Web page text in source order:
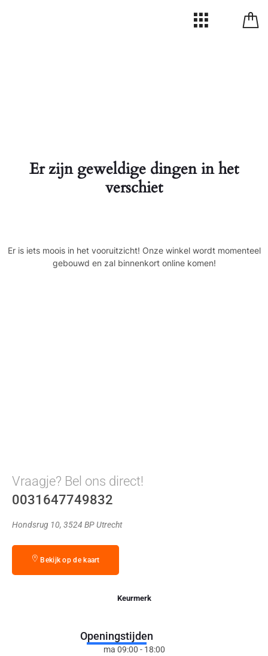
Er zijn geweldige dingen in het
verschiet
Er is iets moois in het vooruitzicht! Onze winkel wordt momenteel
gebouwd en zal binnenkort online komen!
Vraagje? Bel ons direct!
0031647749832
Hondsrug 10, 3524 BP Utrecht
Bekijk op de kaart
Keurmerk
Openingstijden
ma 09:00 - 18:00